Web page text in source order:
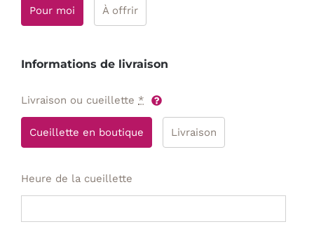
Pour moi À offrir
Informations de livraison
Livraison ou cueillette *
Cueillette en boutique Livraison
Heure de la cueillette